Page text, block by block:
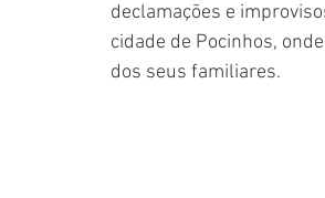
declamações e
cidade de Pocinhos,
dos seus familiares.